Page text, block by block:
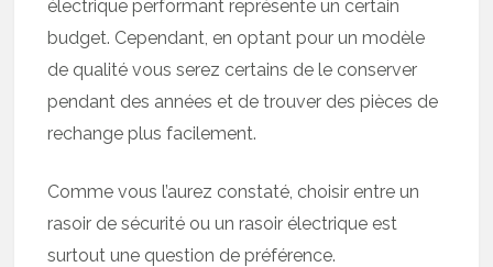
électrique performant représente un certain
budget. Cependant, en optant pour un modèle
de qualité vous serez certains de le conserver
pendant des années et de trouver des pièces de
rechange plus facilement.
Comme vous l’aurez constaté, choisir entre un
rasoir de sécurité ou un rasoir électrique est
surtout une question de préférence.